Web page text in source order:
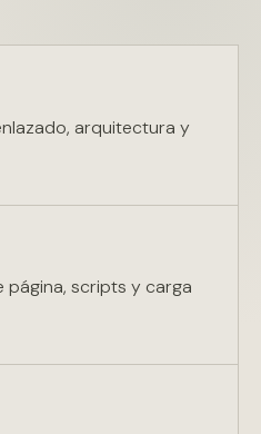
arquitectura y
página, scripts y carga